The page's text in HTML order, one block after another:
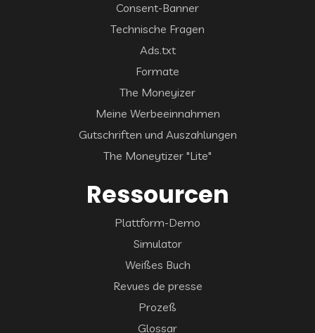
Consent-Banner
Technische Fragen
Ads.txt
Formate
The Moneyizer
Meine Werbeeinnahmen
Gutschriften und Auszahlungen
The Moneytizer "Lite"
Ressourcen
Plattform-Demo
Simulator
Weißes Buch
Revues de presse
Prozeß
Glossar